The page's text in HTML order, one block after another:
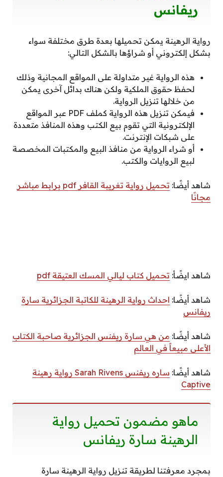
ريفانس
رواية الرهينة يمكن تحميلها بعدة طرق مختلفة سواء
بشكل إلكتروني أو شراؤها بالشكل التالي:
هذه الرواية غير متداولة على المواقع المجانية وذلك
لحفظ حقوق الملكية ولكن هناك بدائل آخرى يمكن
من خلالها تنزيل الرواية.
فيمكن تنزيل هذه الرواية كملف PDF عبر المواقع
الإلكترونية التي تقوم بيع الكتب وهذه المنافذ متعددة
على شبكات الإنترنت.
أو شراء الرواية من منافذ البيع والمكتبات المخصصة
لبيع الروايات والكتب.
شاهد أيضًا:
تحميل رواية تغريبة القافر pdf برابط مباشر
مجانًا
شاهد ايضًأ: تحميل كتاب ليالي المسك العتيقة pdf
شاهد أيضًا: احداث رواية الرهينة للكاتبة الجزائرية سارة
ريفانس
شاهد أيضًا: من هي سارة ريفنس الجزائرية صاحبة الكتاب
الأعلى مبيعاً في العالم
شاهد أيضًا:
ساره ريفنس Sarah Rivens رواية رهينة
Captive
ماهو مضمون تحميل رواية
الرهينة سارة ريفانس
بمجرد معرفتنا لطريقة تنزيل رواية الرهينة سارة